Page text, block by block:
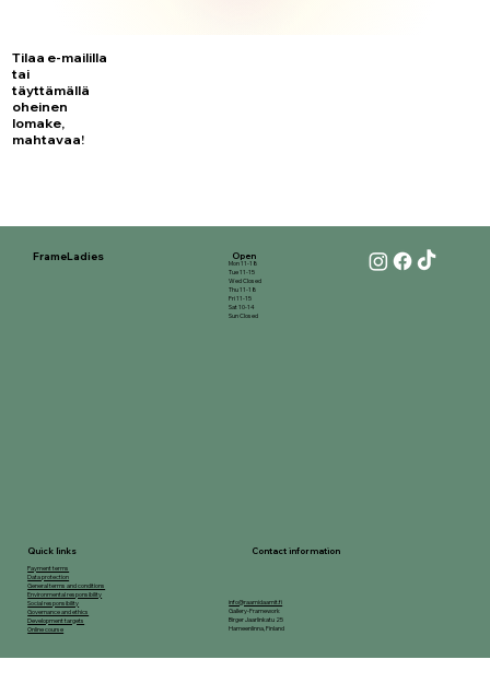
Tilaa e-maililla
tai
täyttämällä
oheinen
lomake,
mahtavaa!
FrameLadies
Payment terms
Data protection
General terms and conditions
Environmental responsibility
Social responsibility
Governance and ethics
Development targets
Online course
Quick links Contact information
info@raamidaamit.fi
Gallery-Framework
Birger Jaarlinkatu 25
Hameenlinna, Finland
Mon 11-18
Tue 11-15
Wed Closed
Thu 11-18
Fri 11-15
Sat 10-14
Sun Closed
Open